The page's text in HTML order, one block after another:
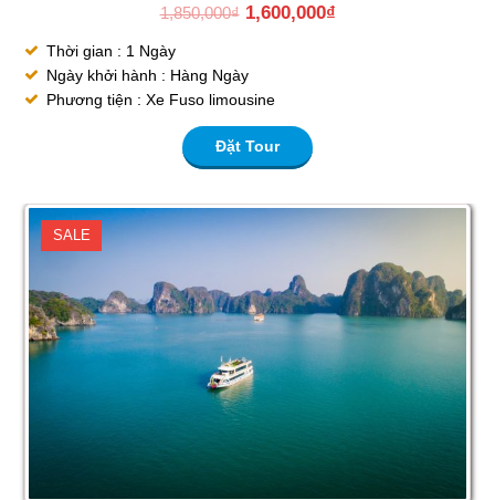
1,850,000₫ 1,600,000₫
Thời gian : 1 Ngày
Ngày khởi hành : Hàng Ngày
Phương tiện : Xe Fuso limousine
Đặt Tour
SALE